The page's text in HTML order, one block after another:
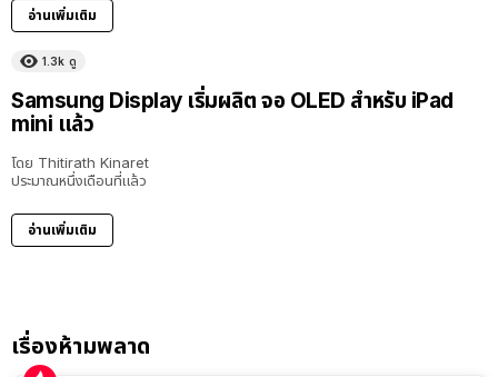
อ่านเพิ่มเติม
1.3k ดู
Samsung Display เริ่มผลิต จอ OLED สำหรับ iPad
mini แล้ว
โดย Thitirath Kinaret
ประมาณหนึ่งเดือนที่แล้ว
อ่านเพิ่มเติม
เรื่องห้ามพลาด